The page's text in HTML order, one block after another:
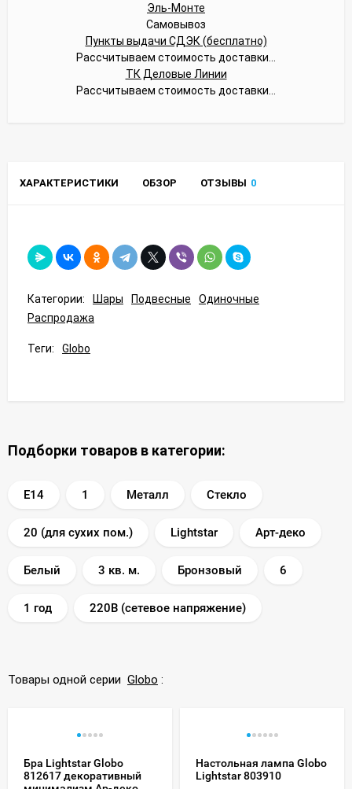
Эль-Монте
Самовывоз
Пункты выдачи СДЭК (бесплатно)
Рассчитываем стоимость доставки...
ТК Деловые Линии
Рассчитываем стоимость доставки...
ХАРАКТЕРИСТИКИ ОБЗОР ОТЗЫВЫ 0
Категории: Шары Подвесные
Одиночные
Распродажа
Теги: Globo
Подборки товаров в категории:
E14 1 Металл Стекло
20 (для сухих пом.) Lightstar Арт-деко
Белый 3 кв. м. Бронзовый 6
1 год 220В (сетевое напряжение)
Товары одной серии Globo :
Бра Lightstar Globo
812617 декоративный
Настольная лампа Globo
Lightstar 803910